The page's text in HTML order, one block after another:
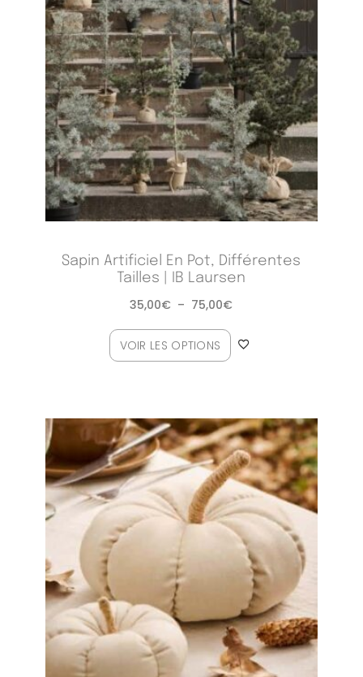
Sapin Artificiel En Pot, Différentes
Tailles | IB Laursen
35,00€ – 75,00€
VOIR LES OPTIONS